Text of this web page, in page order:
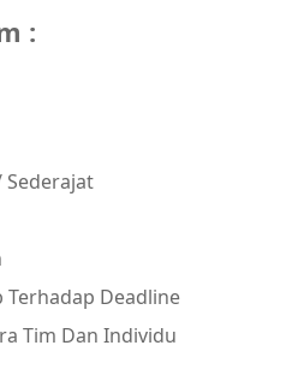
:
Sederajat
Terhadap Deadline
Tim Dan Individu